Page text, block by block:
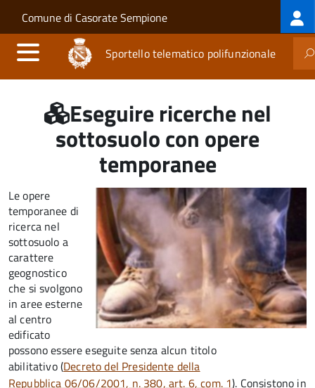
Salta al contenuto principale
Skip to site navigation
Comune di Casorate Sempione
Sportello telematico polifunzionale
Eseguire ricerche nel
sottosuolo con opere
temporanee
Le opere
temporanee di
ricerca nel
sottosuolo a
carattere
geognostico
che si svolgono
in aree esterne
al centro
edificato
possono essere eseguite senza alcun titolo
abilitativo(Decreto del Presidente della
Repubblica 06/06/2001, n. 380, art. 6, com. 1). Consistono in